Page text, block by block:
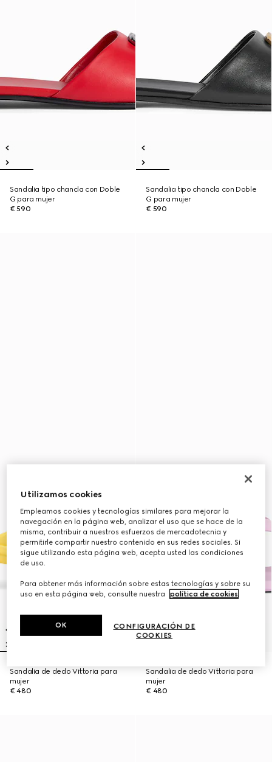
Sandalia tipo chancla con Doble
G para mujer
€ 590
Sandalia tipo chancla con Doble
G para mujer
€ 590
Sandalia de dedo Vittoria para
mujer
€ 480
Sandalia de dedo Vittoria para
mujer
€ 480
Utilizamos cookies
Empleamos cookies y tecnologías similares para mejorar la
navegación en la página web, analizar el uso que se hace de la
misma, contribuir a nuestros esfuerzos de mercadotecnia y
permitirle compartir nuestro contenido en sus redes sociales. Si
sigue utilizando esta página web, acepta usted las condiciones
de uso.
Para obtener más información sobre estas tecnologías y sobre su
uso en esta página web, consulte nuestra
política de cookies.
CONFIGURACIÓN DE
COOKIES
OK